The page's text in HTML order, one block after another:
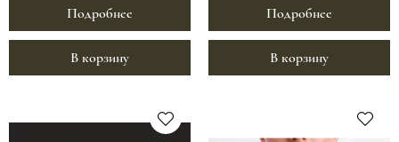
Подробнее
В корзину
Подробнее
В корзину